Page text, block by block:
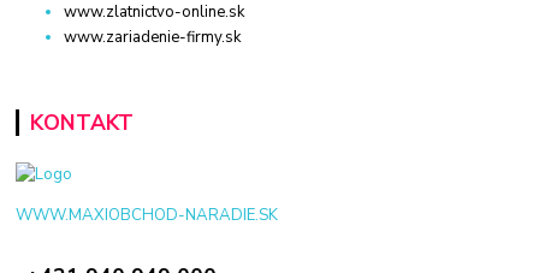
www.zlatnictvo-online.sk
www.zariadenie-firmy.sk
KONTAKT
WWW.MAXIOBCHOD-NARADIE.SK